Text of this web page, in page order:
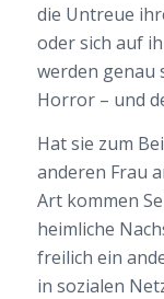
die Untreue
oder sich auf
werden genau
Horror – und
Hat sie zum
anderen Frau
Art kommen
heimliche
freilich ein
in sozialen